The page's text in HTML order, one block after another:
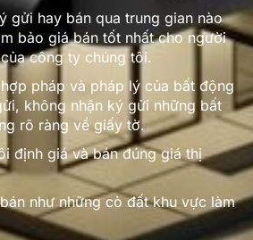
gửi hay bán qua trung gian nào
bảo giá bán tốt nhất cho người
công ty chúng tôi.
pháp và pháp lý của bất động
không nhận ký gửi những bất
rõ ràng về giấy tờ.
định giá và bán đúng giá thị
như những cò đất khu vực làm